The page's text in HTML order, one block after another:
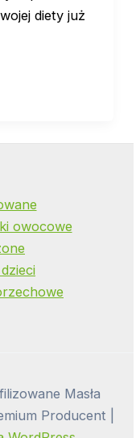
diety już
owocowe
Masła
Producent |